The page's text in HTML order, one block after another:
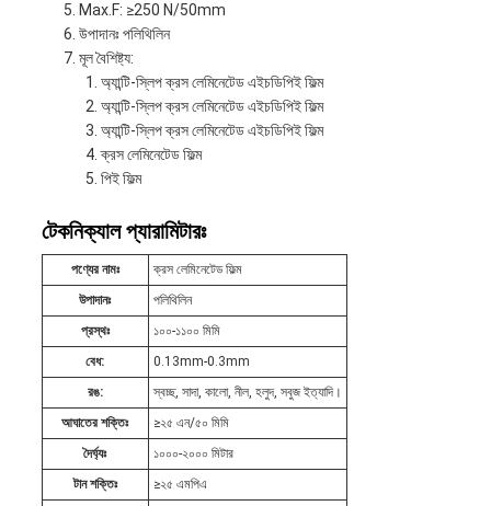
Max.F: ≥250 N/50mm
উপাদানঃ পলিথিলিন
মূল বৈশিষ্ট্য:
অ্যান্টি-স্লিপ ক্রস লেমিনেটেড এইচডিপিই ফিল্ম
অ্যান্টি-স্লিপ ক্রস লেমিনেটেড এইচডিপিই ফিল্ম
অ্যান্টি-স্লিপ ক্রস লেমিনেটেড এইচডিপিই ফিল্ম
ক্রস লেমিনেটেড ফিল্ম
পিই ফিল্ম
টেকনিক্যাল প্যারামিটারঃ
পণ্যের নামঃ
ক্রস লেমিনেটেড ফিল্ম
উপাদানঃ
পলিথিলিন
প্রস্থঃ
১০০-১১০০ মিমি
বেধ:
0.13mm-0.3mm
রঙ:
স্বচ্ছ, সাদা, কালো, নীল, হলুদ, সবুজ ইত্যাদি।
আঘাতের শক্তিঃ
≥২৫ এন/৫০ মিমি
দৈর্ঘ্যঃ
১০০০-২০০০ মিটার
টান শক্তিঃ
≥২৫ এমপিএ